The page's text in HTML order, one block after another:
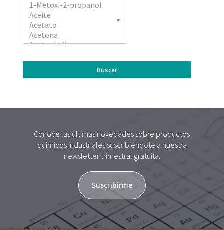
Conoce las últimas novedades sobre productos
químicos industriales suscribiéndote a nuestra
newsletter trimestral gratuita.
Suscribirme